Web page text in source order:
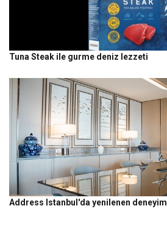
Tuna Steak ile gurme deniz lezzeti
Address Istanbul'da yenilenen deneyim